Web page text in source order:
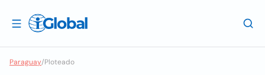
Paraguay/Ploteado